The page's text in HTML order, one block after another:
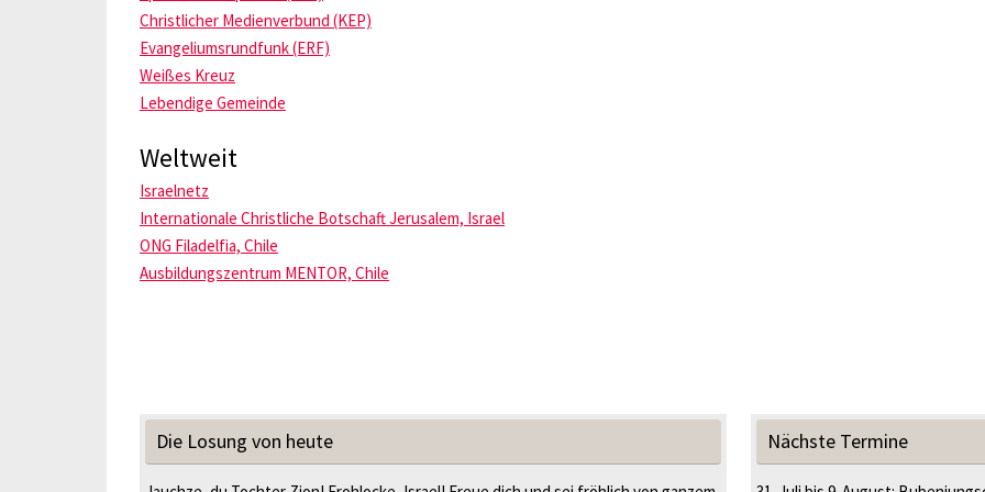
Christlicher Medienverbund (KEP)
Evangeliumsrundfunk (ERF)
Weißes Kreuz
Lebendige Gemeinde
Weltweit
Israelnetz
Internationale Christliche Botschaft Jerusalem, Israel
ONG Filadelfia, Chile
Ausbildungszentrum MENTOR, Chile
Die Losung von heute Nächste Termine